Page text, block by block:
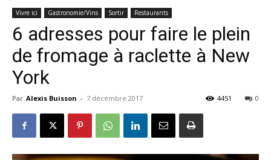
Vivre ici Gastronomie/Vins Sortir Restaurants
6 adresses pour faire le plein
de fromage à raclette à New
York
Par Alexis Buisson - 7 décembre 2017 0
4451